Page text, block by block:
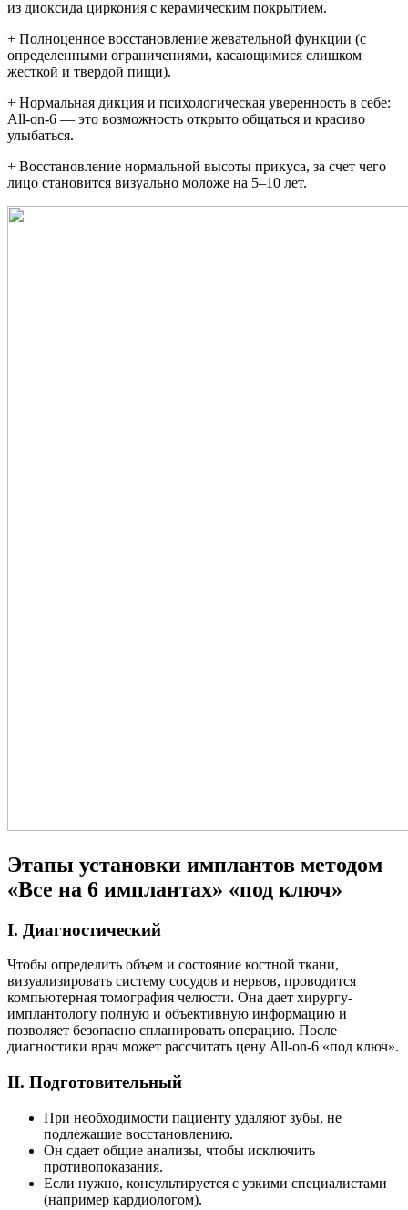
из диоксида циркония с керамическим покрытием.
+ Полноценное восстановление жевательной функции (с
определенными ограничениями, касающимися слишком
жесткой и твердой пищи).
+ Нормальная дикция и психологическая уверенность в себе:
All-on-6 — это возможность открыто общаться и красиво
улыбаться.
+ Восстановление нормальной высоты прикуса, за счет чего
лицо становится визуально моложе на 5–10 лет.
Этапы установки имплантов методом
«Все на 6 имплантах» «под ключ»
I. Диагностический
Чтобы определить объем и состояние костной ткани,
визуализировать систему сосудов и нервов, проводится
компьютерная томография челюсти. Она дает хирургу-
имплантологу полную и объективную информацию и
позволяет безопасно спланировать операцию. После
диагностики врач может рассчитать цену All-on-6 «под ключ».
II. Подготовительный
При необходимости пациенту удаляют зубы, не
подлежащие восстановлению.
Он сдает общие анализы, чтобы исключить
противопоказания.
Если нужно, консультируется с узкими специалистами
(например кардиологом).